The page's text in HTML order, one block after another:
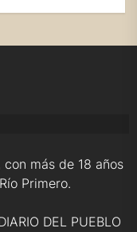
con más de 18 años
Primero.
DEL PUEBLO